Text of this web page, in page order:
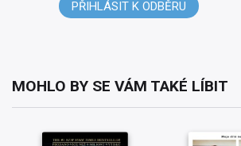
PŘIHLÁSIT K ODBĚRU
MOHLO BY SE VÁM TAKÉ LÍBIT